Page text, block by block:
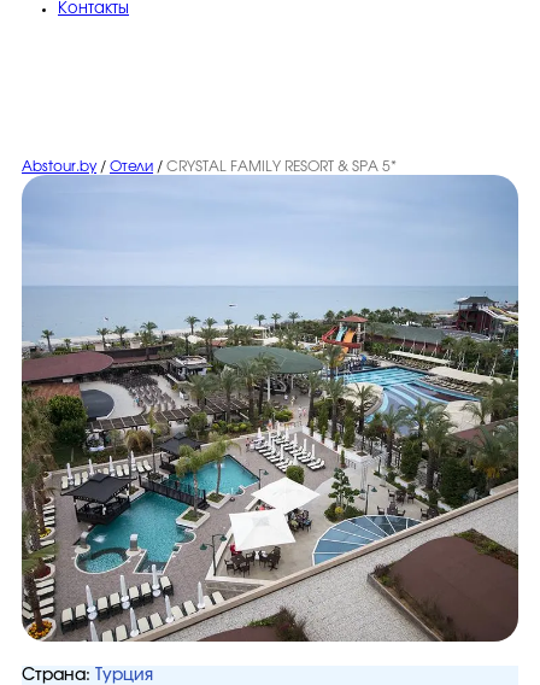
Контакты
Abstour.by / Отели / CRYSTAL FAMILY RESORT & SPA 5*
Страна:
Турция